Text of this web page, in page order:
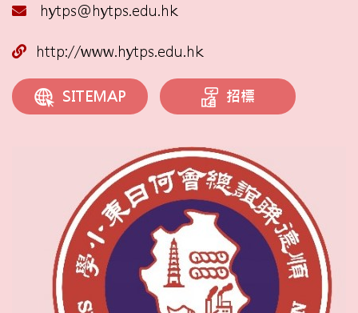
hytps@hytps.edu.hk
http://www.hytps.edu.hk
SITEMAP 招標